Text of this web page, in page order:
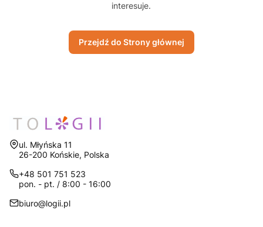
interesuje.
Przejdź do Strony głównej
Adres:
ul. Młyńska 11
26-200 Końskie, Polska
+48 501 751 523
pon. - pt. / 8:00 - 16:00
biuro@logii.pl